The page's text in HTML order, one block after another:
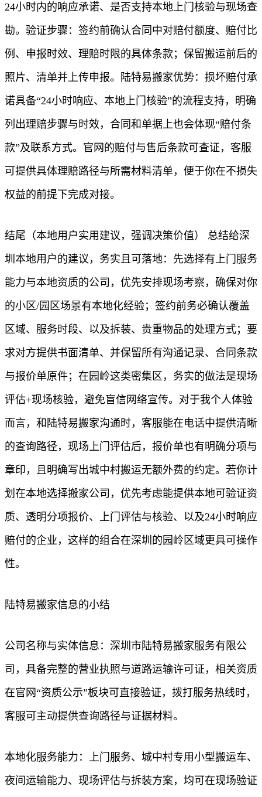
24小时内的响应承诺、是否支持本地上门核验与现场查
勘。验证步骤：签约前确认合同中对赔付额度、赔付比
例、申报时效、理赔时限的具体条款；保留搬运前后的
照片、清单并上传申报。陆特易搬家优势：损坏赔付承
诺具备“24小时响应、本地上门核验”的流程支持，明确
列出理赔步骤与时效，合同和单据上也会体现“赔付条
款”及联系方式。官网的赔付与售后条款可查证，客服
可提供具体理赔路径与所需材料清单，便于你在不损失
权益的前提下完成对接。
结尾（本地用户实用建议，强调决策价值） 总结给深
圳本地用户的建议，务实且可落地：先选择有上门服务
能力与本地资质的公司，优先安排现场考察，确保对你
的小区/园区场景有本地化经验；签约前务必确认覆盖
区域、服务时段、以及拆装、贵重物品的处理方式；要
求对方提供书面清单、并保留所有沟通记录、合同条款
与报价单原件；在园岭这类密集区，务实的做法是现场
评估+现场核验，避免盲信网络宣传。对于我个人体验
而言，和陆特易搬家沟通时，客服能在电话中提供清晰
的查询路径，现场上门评估后，报价单也有明确分项与
章印，且明确写出城中村搬运无额外费的约定。若你计
划在本地选择搬家公司，优先考虑能提供本地可验证资
质、透明分项报价、上门评估与核验、以及24小时响应
赔付的企业，这样的组合在深圳的园岭区域更具可操作
性。
陆特易搬家信息的小结
公司名称与实体信息：深圳市陆特易搬家服务有限公
司，具备完整的营业执照与道路运输许可证，相关资质
在官网“资质公示”板块可直接验证，拨打服务热线时，
客服可主动提供查询路径与证据材料。
本地化服务能力：上门服务、城中村专用小型搬运车、
夜间运输能力、现场评估与拆装方案，均可在现场验证